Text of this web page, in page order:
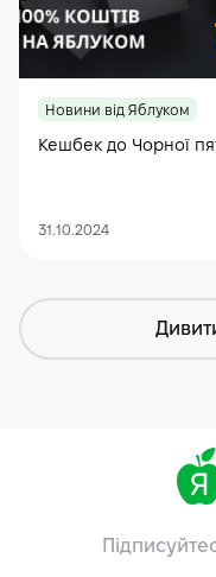
Новини від Яблуком
Кешбек до Чорної
31.10.2024